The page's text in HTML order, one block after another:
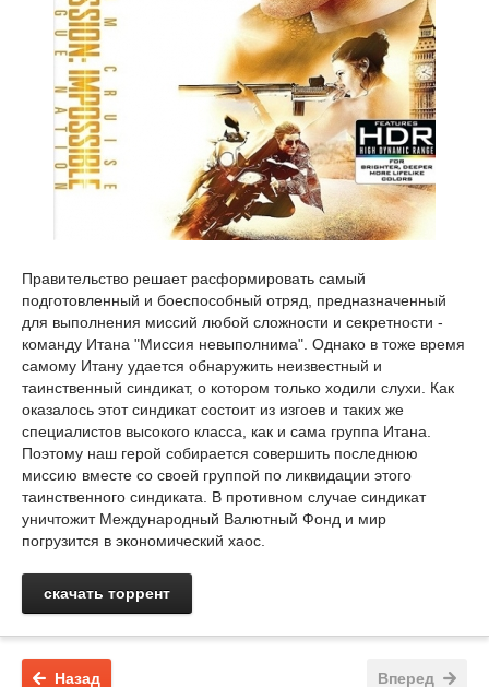
Правительство решает расформировать самый
подготовленный и боеспособный отряд, предназначенный
для выполнения миссий любой сложности и секретности -
команду Итана "Миссия невыполнима". Однако в тоже время
самому Итану удается обнаружить неизвестный и
таинственный синдикат, о котором только ходили слухи. Как
оказалось этот синдикат состоит из изгоев и таких же
специалистов высокого класса, как и сама группа Итана.
Поэтому наш герой собирается совершить последнюю
миссию вместе со своей группой по ликвидации этого
таинственного синдиката. В противном случае синдикат
уничтожит Международный Валютный Фонд и мир
погрузится в экономический хаос.
скачать торрент
Назад Вперед